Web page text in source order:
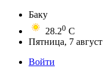
Баку
28.20 C
Пятница, 7
Войти